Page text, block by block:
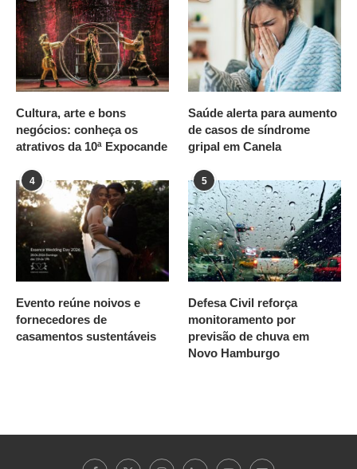
Cultura, arte e bons
negócios: conheça os
atrativos da 10ª Expocande
Saúde alerta para aumento
de casos de síndrome
gripal em Canela
4
Evento reúne noivos e
fornecedores de
casamentos sustentáveis
5
Defesa Civil reforça
monitoramento por
previsão de chuva em
Novo Hamburgo